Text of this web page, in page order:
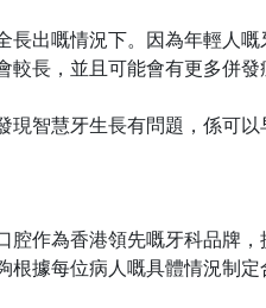
長出嘅情況下。因為年輕人
長，並且可能會有更多併發
智慧牙生長有問題，係可以
作為香港領先嘅牙科品牌
據每位病人嘅具體情況制定